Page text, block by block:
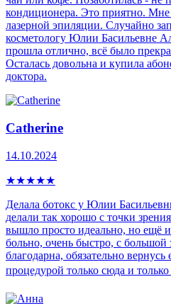
кондиционера. Это приятно.
лазерной эпиляции. Случайно
косметологу Юлии Басильевне
прошла отлично, всё было
Осталась довольна и купила
доктора.
Catherine
14.10.2024
★★★★★
Делала ботокс у Юлии
делали так хорошо с точки
вышло просто идеально, но ещё
больно, очень быстро, с
благодарна, обязательно
процедурой только сюда и